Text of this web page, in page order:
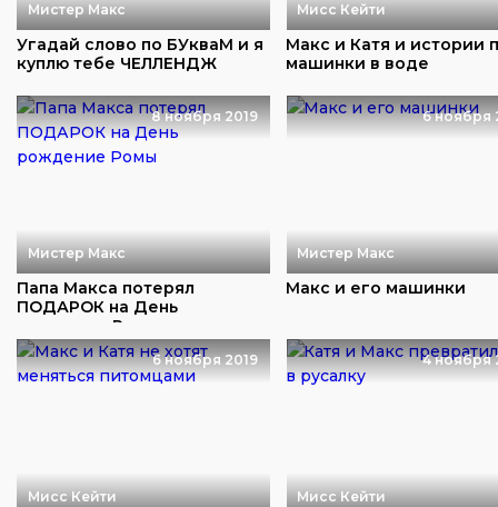
Мистер Макс
Угадай слово по БУкваМ и я
куплю тебе ЧЕЛЛЕНДЖ
Мисс Кейти
Макс и Катя и истории
машинки в воде
8 ноября 2019
Мистер Макс
Папа Макса потерял
ПОДАРОК на День
рождение Ромы
6 ноября
Мистер Макс
Макс и его машинки
6 ноября 2019
Мисс Кейти
4 ноября
Мисс Кейти